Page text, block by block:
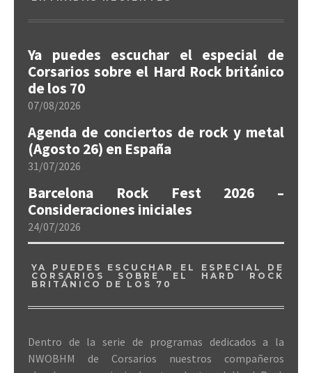
Ya puedes escuchar el especial de
Corsarios sobre el Hard Rock británico
de los 70
07/08/2026
Agenda de conciertos de rock y metal
(Agosto 26) en España
31/07/2026
Barcelona Rock Fest 2026 –
Consideraciones iniciales
24/07/2026
YA PUEDES ESCUCHAR EL ESPECIAL DE
CORSARIOS SOBRE EL HARD ROCK
BRITÁNICO DE LOS 70
Dentro de la serie de programas dedicados a la
NWOBHM de Corsarios nuestros compañeros